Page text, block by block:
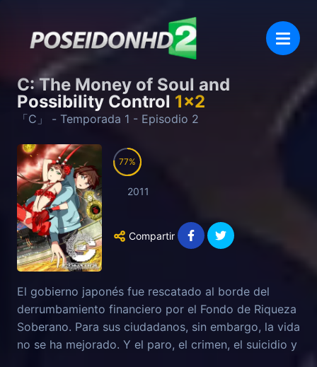
C: The Money of Soul and
Possibility Control 1x2
「C」 - Temporada 1 - Episodio 2
77
2011
Compartir
El gobierno japonés fue rescatado al borde del
derrumbamiento financiero por el Fondo de Riqueza
Soberano. Para sus ciudadanos, sin embargo, la vida
no se ha mejorado. Y el paro, el crimen, el suicidio y